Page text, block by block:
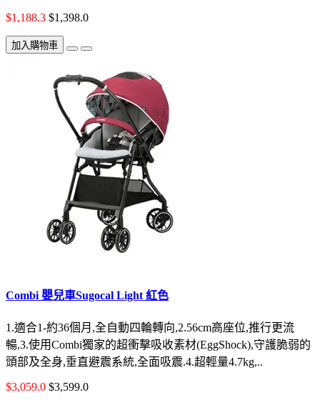
$1,188.3 $1,398.0
加入購物車
Combi 嬰兒車Sugocal Light 紅色
1.適合1-約36個月,全自動四輪轉向,2.56cm高座位,推行更流
暢,3.使用Combi獨家的超衝擊吸收素材(EggShock),守護脆弱的
頭部及全身,垂直避震系統,全面吸震.4.超輕量4.7kg,..
$3,059.0 $3,599.0